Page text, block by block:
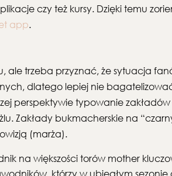
czy też kursy. Dzięki temu
app.
ale trzeba przyznać, że sytuacja
dlatego lepiej nie
perspektywie typowanie
Zakłady bukmacherskie na
(marża).
na większości torów mother